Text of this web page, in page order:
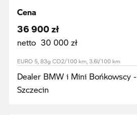
Cena
36 900 zł
netto 30 000 zł
EURO 5, 83g CO2/100 km, 3.6l/100 km
Dealer BMW i Mini Bońkowscy
Szczecin